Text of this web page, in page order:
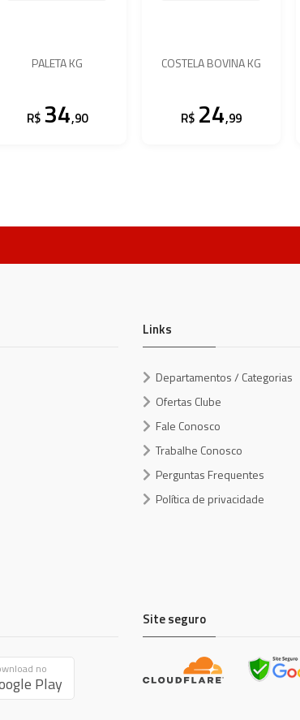
PALETA KG
R$ 34,90
COSTELA BOVINA KG
R$ 24,99
Links
Departamentos / Categorias
Ofertas Clube
Fale Conosco
Trabalhe Conosco
Perguntas Frequentes
Política de privacidade
no
Play
Site seguro